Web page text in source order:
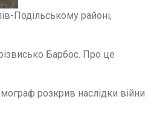
Подільському районі,
Барбос. Про це
розкрив наслідки війни